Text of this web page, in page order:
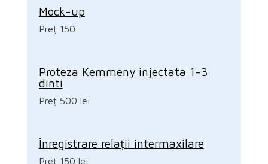
Mock-up
Preț 150
Proteza Kemmeny injectata 1-3
dinti
Preț 500 lei
Înregistrare relații intermaxilare
Preț 150 lei